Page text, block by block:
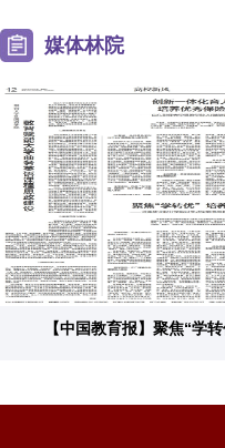
媒体林院
【中国教育报】聚焦“学